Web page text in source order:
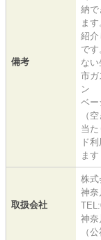
備考
納で
ま
紹介
で
な
市
ン
ベ
（
当
ド
ます
取扱会社
株式
神奈
神奈
（